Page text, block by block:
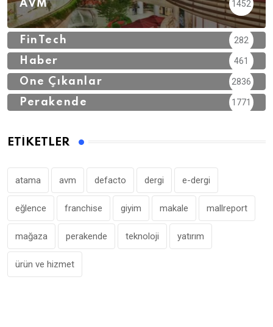
AVM 1452
FinTech 282
Haber 461
Öne Çıkanlar 2836
Perakende 1771
ETIKETLER
atama avm defacto dergi e-dergi
eğlence franchise giyim makale mallreport
mağaza perakende teknoloji yatırım
ürün ve hizmet